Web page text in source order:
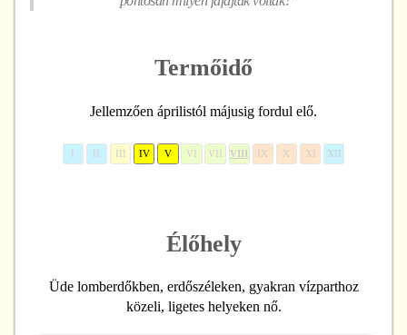
Termőidő
Jellemzően áprilistól májusig fordul elő.
I II III IV V VI VII VIII IX X XI XII
Élőhely
Üde lomberdőkben, erdőszéleken, gyakran vízparthoz
közeli, ligetes helyeken nő.